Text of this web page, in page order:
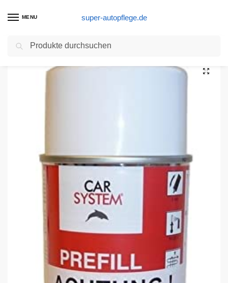
MENU super-autopflege.de
Start Autolack Produkte / Lackpoint Spraydose 400ml 1 Komponenten Autolack RAL 1015 Hellelfenbein Matt